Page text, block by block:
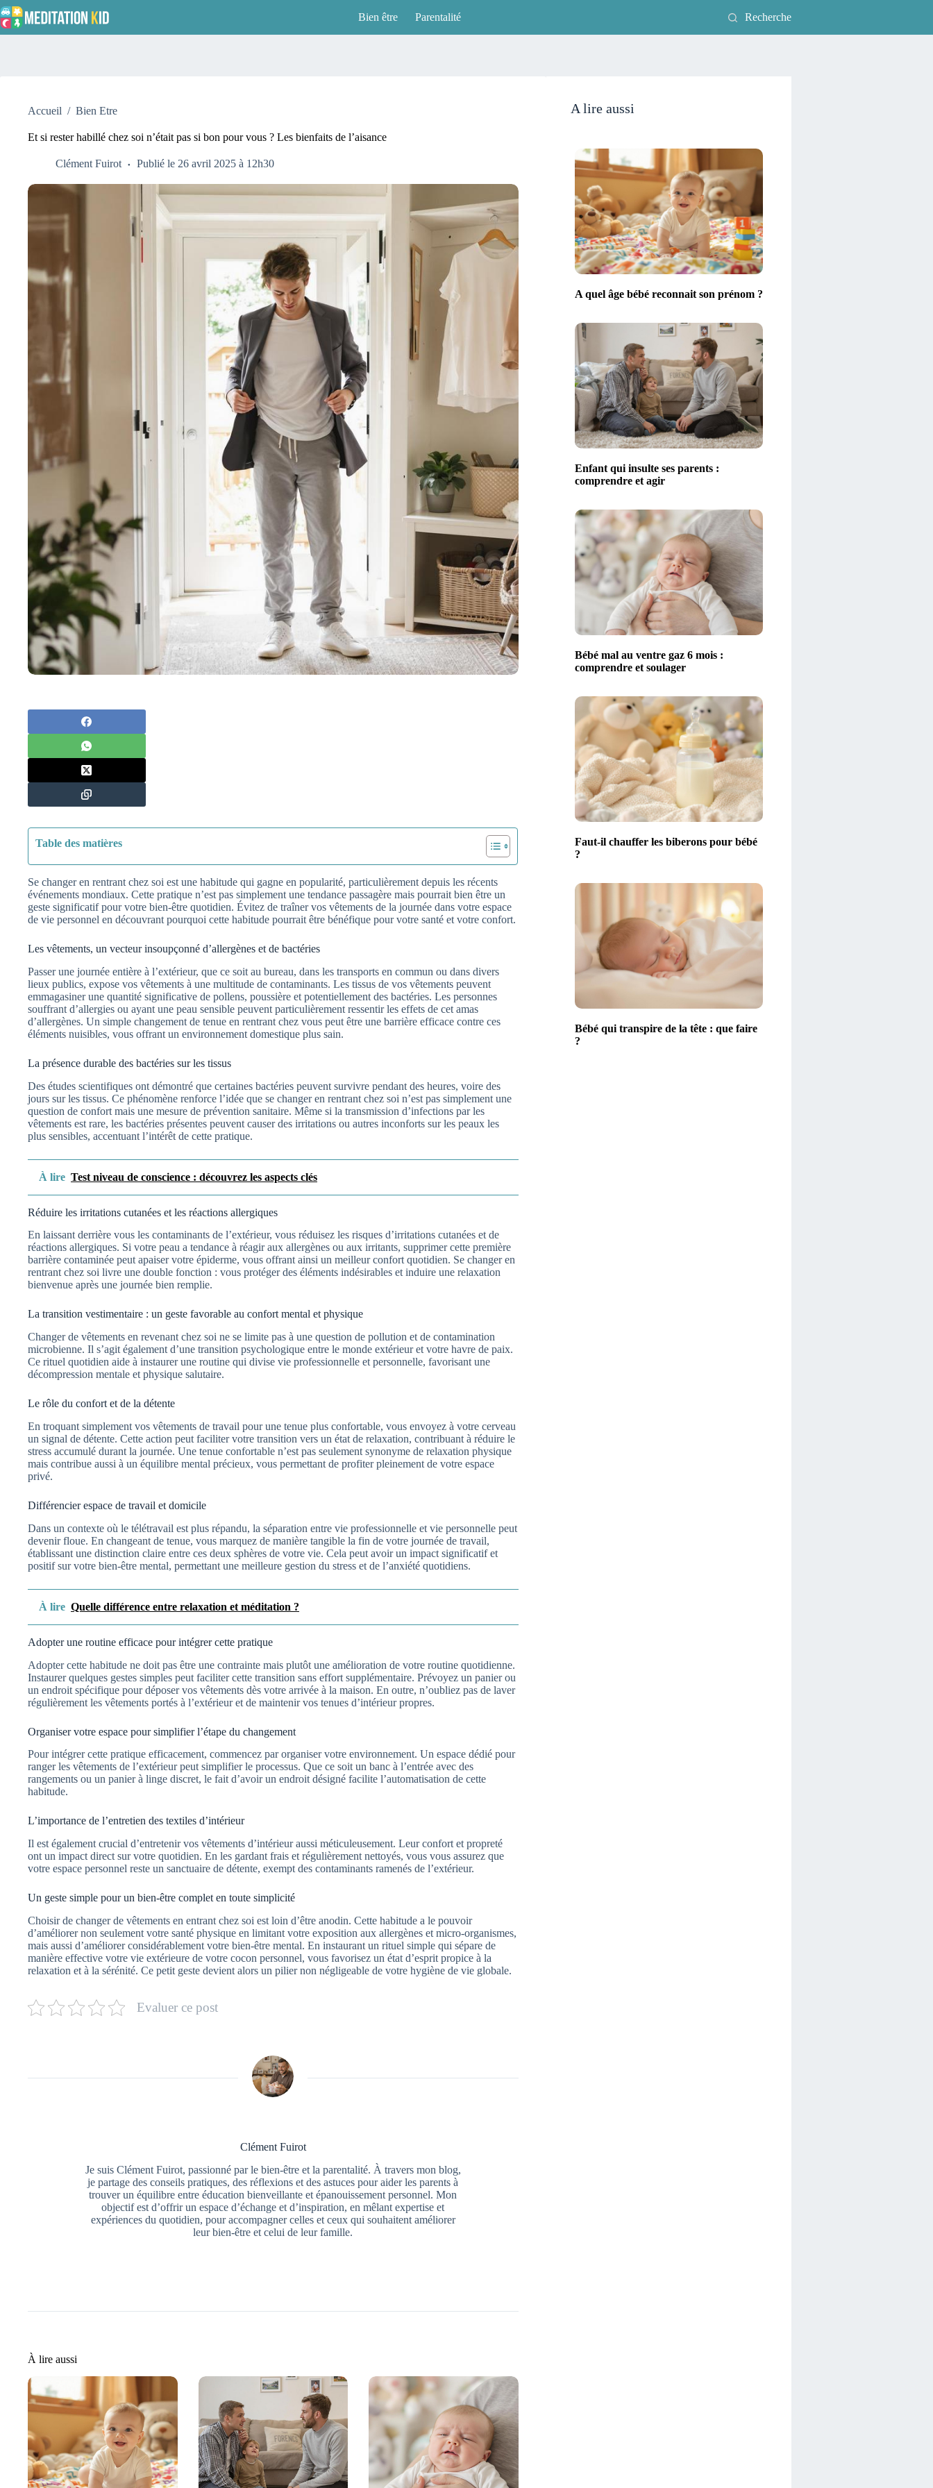
Passer
au
contenu
Bien être Parentalité Recherche
Accueil / Bien Etre
Et si rester habillé chez soi n’était pas si bon pour vous ? Les bienfaits de l’aisance
Clément Fuirot Publié le 26 avril 2025 à 12h30
Table des matières
Se changer en rentrant chez soi est une habitude qui gagne en popularité, particulièrement depuis les récents
événements mondiaux. Cette pratique n’est pas simplement une tendance passagère mais pourrait bien être un
geste significatif pour votre bien-être quotidien. Évitez de traîner vos vêtements de la journée dans votre espace
de vie personnel en découvrant pourquoi cette habitude pourrait être bénéfique pour votre santé et votre confort.
Les vêtements, un vecteur insoupçonné d’allergènes et de bactéries
Passer une journée entière à l’extérieur, que ce soit au bureau, dans les transports en commun ou dans divers
lieux publics, expose vos vêtements à une multitude de contaminants. Les tissus de vos vêtements peuvent
emmagasiner une quantité significative de pollens, poussière et potentiellement des bactéries. Les personnes
souffrant d’allergies ou ayant une peau sensible peuvent particulièrement ressentir les effets de cet amas
d’allergènes. Un simple changement de tenue en rentrant chez vous peut être une barrière efficace contre ces
éléments nuisibles, vous offrant un environnement domestique plus sain.
La présence durable des bactéries sur les tissus
Des études scientifiques ont démontré que certaines bactéries peuvent survivre pendant des heures, voire des
jours sur les tissus. Ce phénomène renforce l’idée que se changer en rentrant chez soi n’est pas simplement une
question de confort mais une mesure de prévention sanitaire. Même si la transmission d’infections par les
vêtements est rare, les bactéries présentes peuvent causer des irritations ou autres inconforts sur les peaux les
plus sensibles, accentuant l’intérêt de cette pratique.
À lire Test niveau de conscience : découvrez les aspects clés
Réduire les irritations cutanées et les réactions allergiques
En laissant derrière vous les contaminants de l’extérieur, vous réduisez les risques d’irritations cutanées et de
réactions allergiques. Si votre peau a tendance à réagir aux allergènes ou aux irritants, supprimer cette première
barrière contaminée peut apaiser votre épiderme, vous offrant ainsi un meilleur confort quotidien. Se changer en
rentrant chez soi livre une double fonction : vous protéger des éléments indésirables et induire une relaxation
bienvenue après une journée bien remplie.
La transition vestimentaire : un geste favorable au confort mental et physique
Changer de vêtements en revenant chez soi ne se limite pas à une question de pollution et de contamination
microbienne. Il s’agit également d’une transition psychologique entre le monde extérieur et votre havre de paix.
Ce rituel quotidien aide à instaurer une routine qui divise vie professionnelle et personnelle, favorisant une
décompression mentale et physique salutaire.
Le rôle du confort et de la détente
En troquant simplement vos vêtements de travail pour une tenue plus confortable, vous envoyez à votre cerveau
un signal de détente. Cette action peut faciliter votre transition vers un état de relaxation, contribuant à réduire le
stress accumulé durant la journée. Une tenue confortable n’est pas seulement synonyme de relaxation physique
mais contribue aussi à un équilibre mental précieux, vous permettant de profiter pleinement de votre espace
privé.
Différencier espace de travail et domicile
Dans un contexte où le télétravail est plus répandu, la séparation entre vie professionnelle et vie personnelle peut
devenir floue. En changeant de tenue, vous marquez de manière tangible la fin de votre journée de travail,
établissant une distinction claire entre ces deux sphères de votre vie. Cela peut avoir un impact significatif et
positif sur votre bien-être mental, permettant une meilleure gestion du stress et de l’anxiété quotidiens.
À lire Quelle différence entre relaxation et méditation ?
Adopter une routine efficace pour intégrer cette pratique
Adopter cette habitude ne doit pas être une contrainte mais plutôt une amélioration de votre routine quotidienne.
Instaurer quelques gestes simples peut faciliter cette transition sans effort supplémentaire. Prévoyez un panier ou
un endroit spécifique pour déposer vos vêtements dès votre arrivée à la maison. En outre, n’oubliez pas de laver
régulièrement les vêtements portés à l’extérieur et de maintenir vos tenues d’intérieur propres.
Organiser votre espace pour simplifier l’étape du changement
Pour intégrer cette pratique efficacement, commencez par organiser votre environnement. Un espace dédié pour
ranger les vêtements de l’extérieur peut simplifier le processus. Que ce soit un banc à l’entrée avec des
rangements ou un panier à linge discret, le fait d’avoir un endroit désigné facilite l’automatisation de cette
habitude.
L’importance de l’entretien des textiles d’intérieur
Il est également crucial d’entretenir vos vêtements d’intérieur aussi méticuleusement. Leur confort et propreté
ont un impact direct sur votre quotidien. En les gardant frais et régulièrement nettoyés, vous vous assurez que
votre espace personnel reste un sanctuaire de détente, exempt des contaminants ramenés de l’extérieur.
Un geste simple pour un bien-être complet en toute simplicité
Choisir de changer de vêtements en entrant chez soi est loin d’être anodin. Cette habitude a le pouvoir
d’améliorer non seulement votre santé physique en limitant votre exposition aux allergènes et micro-organismes,
mais aussi d’améliorer considérablement votre bien-être mental. En instaurant un rituel simple qui sépare de
manière effective votre vie extérieure de votre cocon personnel, vous favorisez un état d’esprit propice à la
relaxation et à la sérénité. Ce petit geste devient alors un pilier non négligeable de votre hygiène de vie globale.
Evaluer ce post
Clément Fuirot
Je suis Clément Fuirot, passionné par le bien-être et la parentalité. À travers mon blog,
je partage des conseils pratiques, des réflexions et des astuces pour aider les parents à
trouver un équilibre entre éducation bienveillante et épanouissement personnel. Mon
objectif est d’offrir un espace d’échange et d’inspiration, en mêlant expertise et
expériences du quotidien, pour accompagner celles et ceux qui souhaitent améliorer
leur bien-être et celui de leur famille.
À lire aussi
A lire aussi
A quel âge bébé reconnait son prénom ?
Enfant qui insulte ses parents :
comprendre et agir
Bébé mal au ventre gaz 6 mois :
comprendre et soulager
Faut-il chauffer les biberons pour bébé
?
Bébé qui transpire de la tête : que faire
?